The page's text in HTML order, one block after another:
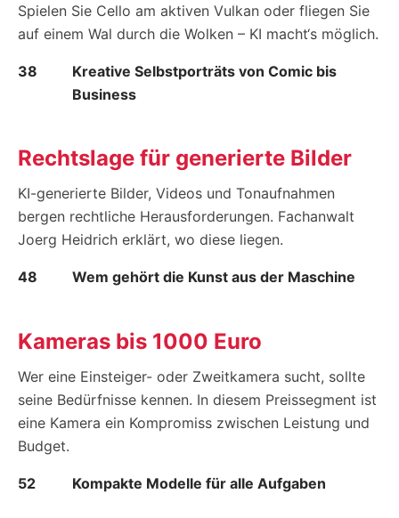
Spielen Sie Cello am aktiven Vulkan oder fliegen Sie
auf einem Wal durch die Wolken – KI macht‘s möglich.
Kreative Selbstporträts von Comic bis
Business
38
Rechtslage für generierte Bilder
KI-generierte Bilder, Videos und Tonaufnahmen
bergen rechtliche Herausforderungen. Fachanwalt
Joerg Heidrich erklärt, wo diese liegen.
Wem gehört die Kunst aus der Maschine
48
Kameras bis 1000 Euro
Wer eine Einsteiger- oder Zweitkamera sucht, sollte
seine Bedürfnisse kennen. In diesem Preissegment ist
eine Kamera ein Kompromiss zwischen Leistung und
Budget.
Kompakte Modelle für alle Aufgaben
52